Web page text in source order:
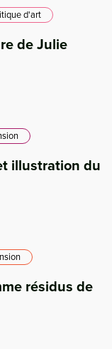
d'art
de Julie
illustration du
résidus de